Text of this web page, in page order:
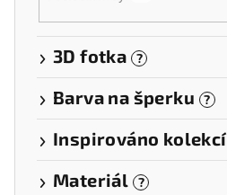
3D fotka ?
Barva na šperku ?
Inspirováno kolekcí
Materiál ?